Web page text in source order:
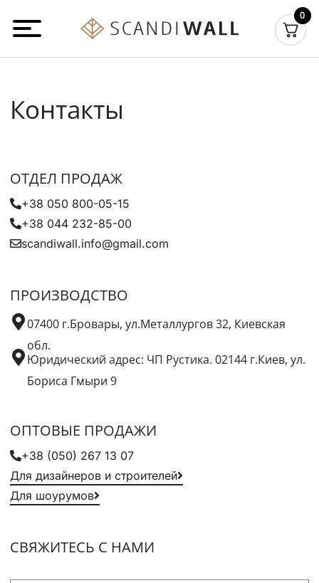
содержимому
0
Контакты
ОТДЕЛ ПРОДАЖ
+38 050 800-05-15
+38 044 232-85-00
scandiwall.info@gmail.com
ПРОИЗВОДСТВО
07400 г.Бровары, ул.Металлургов 32, Киевская
обл.
Юридический адрес: ЧП Рустика. 02144 г.Киев, ул.
Бориса Гмыри 9
ОПТОВЫЕ ПРОДАЖИ
+38 (050) 267 13 07
Для дизайнеров и строителей
Для шоурумов
СВЯЖИТЕСЬ С НАМИ